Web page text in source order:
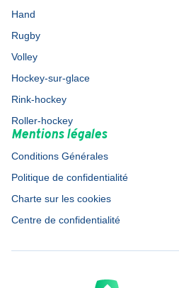
Hand
Rugby
Volley
Hockey-sur-glace
Rink-hockey
Roller-hockey
Mentions légales
Conditions Générales
Politique de confidentialité
Charte sur les cookies
Centre de confidentialité